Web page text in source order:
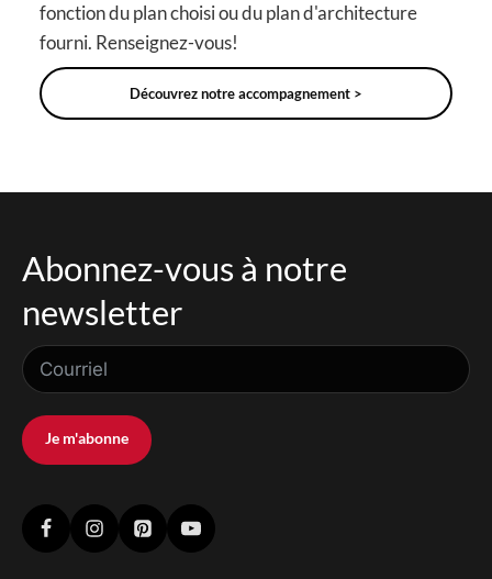
fonction du plan choisi ou du plan d'architecture
fourni. Renseignez-vous!
Découvrez notre accompagnement >
Abonnez-vous à notre
newsletter
Je m'abonne